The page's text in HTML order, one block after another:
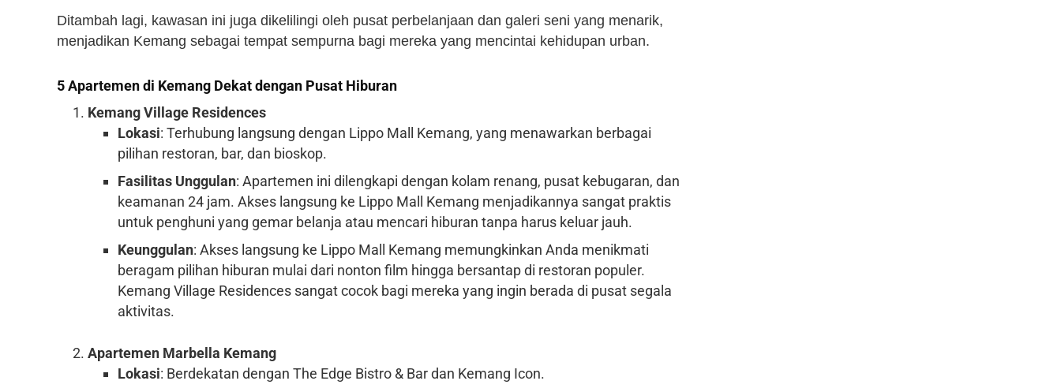
Ditambah lagi, kawasan ini juga dikelilingi oleh pusat perbelanjaan dan galeri seni yang menarik,
menjadikan Kemang sebagai tempat sempurna bagi mereka yang mencintai kehidupan urban.
5 Apartemen di Kemang Dekat dengan Pusat Hiburan
Kemang Village Residences
Lokasi: Terhubung langsung dengan Lippo Mall Kemang, yang menawarkan berbagai
pilihan restoran, bar, dan bioskop.
Fasilitas Unggulan: Apartemen ini dilengkapi dengan kolam renang, pusat kebugaran, dan
keamanan 24 jam. Akses langsung ke Lippo Mall Kemang menjadikannya sangat praktis
untuk penghuni yang gemar belanja atau mencari hiburan tanpa harus keluar jauh.
Keunggulan: Akses langsung ke Lippo Mall Kemang memungkinkan Anda menikmati
beragam pilihan hiburan mulai dari nonton film hingga bersantap di restoran populer.
Kemang Village Residences sangat cocok bagi mereka yang ingin berada di pusat segala
aktivitas.
Apartemen Marbella Kemang
Lokasi: Berdekatan dengan The Edge Bistro & Bar dan Kemang Icon.